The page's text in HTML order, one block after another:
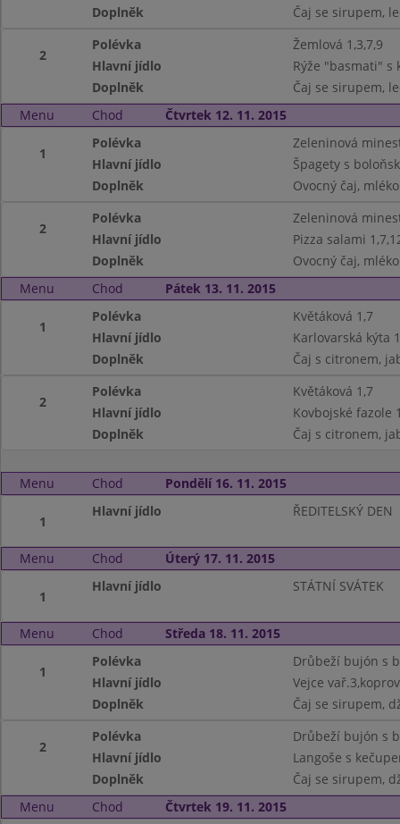
Doplněk
Čaj se sirupem,
2
Polévka
Žemlová 1,3,7,9
Hlavní jídlo
Rýže "basmati" s
Doplněk
Čaj se sirupem,
Menu
Chod Čtvrtek 12. 11. 2015
1
Polévka
Zeleninová
Hlavní jídlo
Špagety s
Doplněk
Ovocný čaj,
2
Polévka
Zeleninová
Hlavní jídlo
Pizza salami
Doplněk
Ovocný čaj,
Menu
Chod Pátek 13. 11. 2015
1
Polévka
Květáková 1,7
Hlavní jídlo
Karlovarská kýta
Doplněk
Čaj s citronem,
2
Polévka
Květáková 1,7
Hlavní jídlo
Kovbojské fazole
Doplněk
Čaj s citronem,
Menu Chod Pondělí 16. 11. 2015
1
Hlavní jídlo ŘEDITELSKÝ DEN
Menu Chod Úterý 17. 11. 2015
1
Hlavní jídlo STÁTNÍ SVÁTEK
Menu Chod Středa 18. 11. 2015
1
Polévka
Drůbeží bujón s
Hlavní jídlo
Vejce
Doplněk
Čaj se sirupem,
2
Polévka
Drůbeží bujón s
Hlavní jídlo
Langoše s
Doplněk
Čaj se sirupem,
Menu
Chod Čtvrtek 19. 11. 2015